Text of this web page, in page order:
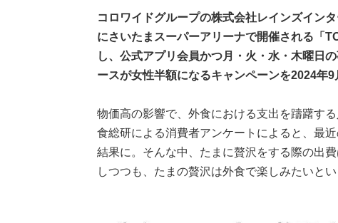
コロワイドグループの株式会社レインズイン
にさいたまスーパーアリーナで開催される「
し、公式アプリ会員かつ月・火・水・木曜日
ースが女性半額になるキャンペーンを2024年
物価高の影響で、外食における支出を躊躇す
食総研による消費者アンケートによると、最
結果に。そんな中、たまに贅沢をする際の出
しつつも、たまの贅沢は外食で楽しみたいと